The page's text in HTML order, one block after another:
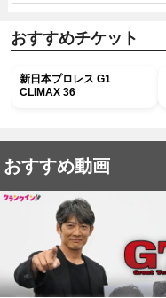
おすすめチケット
新日本プロレス G1
CLIMAX 36
おすすめ動画